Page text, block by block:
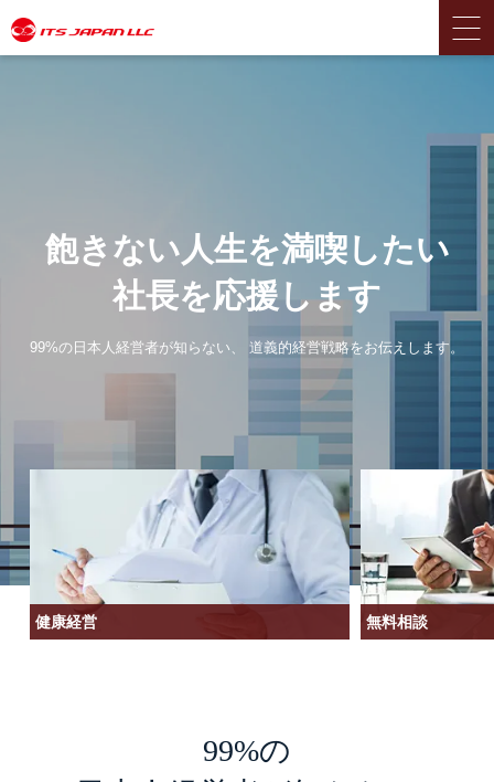
飽きない人生を満喫したい
社長を応援します
99%の日本人経営者が知らない、 道義的経営戦略をお伝えします。
健康経営 無料相談
99%の